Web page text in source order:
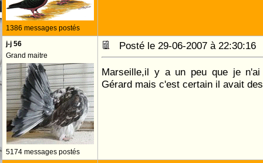
1386 messages postés
j-j 56
Grand maitre
5174 messages postés
Posté le 29-06-2007 à
Marseille,il y a un peu que je
Gérard mais c'est certain il avait